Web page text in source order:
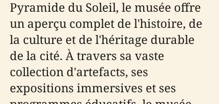
Pyramide du Soleil, le musée offre
un aperçu complet de l'histoire, de
la culture et de l'héritage durable
de la cité. À travers sa vaste
collection d'artefacts, ses
expositions immersives et ses